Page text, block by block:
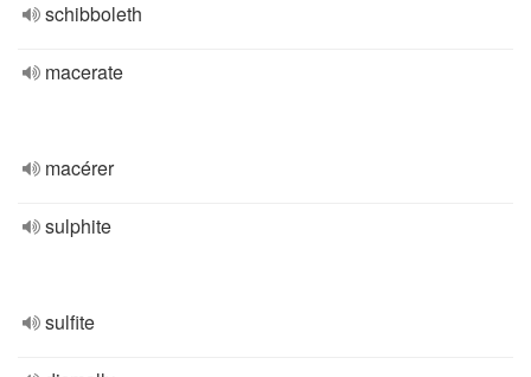
schibboleth
macerate
macérer
sulphite
sulfite